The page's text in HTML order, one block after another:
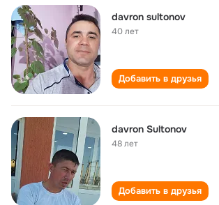
davron sultonov
40 лет
Добавить в друзья
davron Sultonov
48 лет
Добавить в друзья